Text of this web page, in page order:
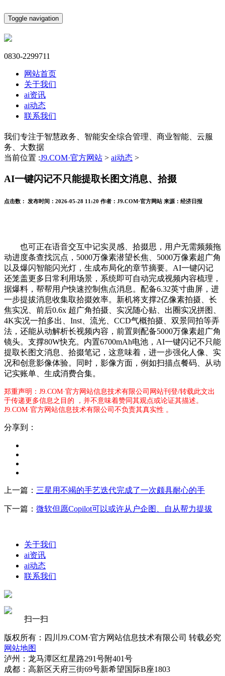
Toggle navigation
0830-2299711
网站首页
关于我们
ai资讯
ai动态
联系我们
我们专注于智慧政务、智能安全综合管理、商业智能、云服
务、大数据
当前位置 :J9.COM·官方网站 > ai动态 >
AI一键闪记不只能提取长图文消息、拾掇
点击数： 发布时间： 2026-05-28 11:20 作者： J9.COM·官方网站 来源： 经济日报
也可正在语音交互中记实灵感、拾掇思，用户无需频频拖
动进度条查找沉点，5000万像素潜望长焦、5000万像素超广角
以及爆闪智能闪光灯，生成布局化的章节摘要。AI一键闪记
还笼盖更多日常利用场景，系统即可自动完成视频内容梳理，
据爆料，帮帮用户快速控制焦点消息。配备6.32英寸曲屏，进
一步提拔消息收集取拾掇效率。新机将支撑2亿像素拍摄、长
焦实况、前后0.6x 超广角拍摄、实况随心贴、出圈实况拼图、
4K实况一拍多出、Inst、流光、CCD气概拍摄、双景同拍等弄
法，还能从动解析长视频内容，前置则配备5000万像素超广角
镜头。支撑80W快充。内置6700mAh电池，AI一键闪记不只能
提取长图文消息、拾掇笔记，这意味着，进一步强化人像、实
况和创意影像体验。同时，影像方面，例如扫描点餐码、从动
记实账单、生成消费合集。
郑重声明：J9.COM·官方网站信息技术有限公司网站刊登/转载此文出
于传递更多信息之目的 ，并不意味着赞同其观点或论证其描述。
J9.COM·官方网站信息技术有限公司不负责其真实性 。
分享到：
上一篇： 三星用不竭的手艺迭代完成了一次颇具耐心的手
下一篇： 微软但愿Copilot可以或许从户企图、自从帮力提拔
关于我们
ai资讯
ai动态
联系我们
扫一扫
版权所有：四川J9.COM·官方网站信息技术有限公司 转载必究
网站地图
泸州：龙马潭区红星路291号附401号
成都：高新区天府三街69号新希望国际B座1803